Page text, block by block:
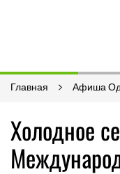
Главная Афиша
Холодное